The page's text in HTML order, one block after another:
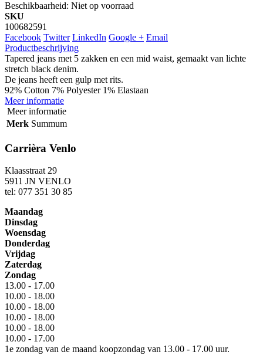
Beschikbaarheid: Niet op voorraad
SKU
100682591
Facebook Twitter LinkedIn Google + Email
Productbeschrijving
Tapered jeans met 5 zakken en een mid waist, gemaakt van lichte
stretch black denim.
De jeans heeft een gulp met rits.
92% Cotton 7% Polyester 1% Elastaan
Meer informatie
Meer informatie
Merk Summum
Carrièra Venlo
Klaasstraat 29
5911 JN VENLO
tel: 077 351 30 85
Maandag
Dinsdag
Woensdag
Donderdag
Vrijdag
Zaterdag
Zondag
13.00 - 17.00
10.00 - 18.00
10.00 - 18.00
10.00 - 18.00
10.00 - 18.00
10.00 - 17.00
1e zondag van de maand koopzondag van 13.00 - 17.00 uur.